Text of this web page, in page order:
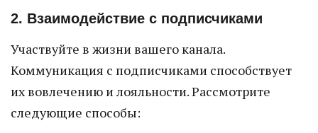
2. Взаимодействие с подписчиками
Участвуйте в жизни вашего канала.
Коммуникация с подписчиками способствует
их вовлечению и лояльности. Рассмотрите
следующие способы: